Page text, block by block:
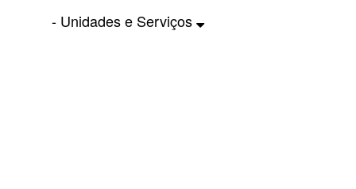
- Unidades e Serviços